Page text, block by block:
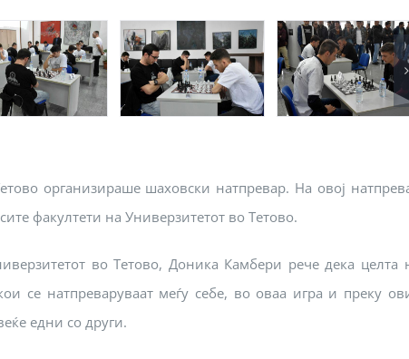
организираше шаховски натпревар. На овој
факултети на Универзитетот во Тетово.
во Тетово, Доника Камбери рече дека целта
се натпреваруваат меѓу себе, во оваа игра и преку
едни со други.